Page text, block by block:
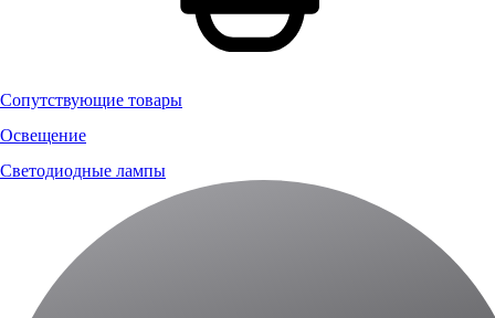
Сопутствующие товары
Освещение
Светодиодные лампы